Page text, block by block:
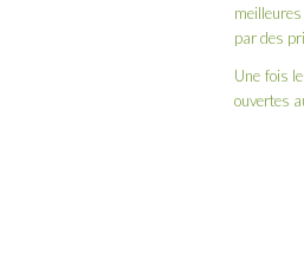
par des
Une fois
ouvertes